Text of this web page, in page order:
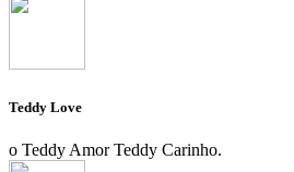
Teddy Love
o Teddy Amor Teddy Carinho.